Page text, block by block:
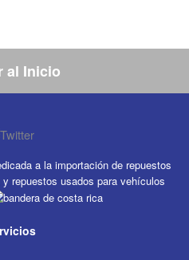
al Inicio
a la importación de repuestos
repuestos usados para vehículos